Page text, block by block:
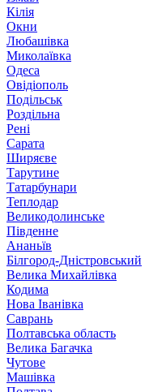
Кілія
Окни
Любашівка
Миколаївка
Одеса
Овідіополь
Подільськ
Роздільна
Рені
Сарата
Ширяєве
Тарутине
Татарбунари
Теплодар
Великодолинське
Південне
Ананьїв
Білгород-Дністровський
Велика Михайлівка
Кодима
Нова Іванівка
Саврань
Полтавська область
Велика Багачка
Чутове
Машівка